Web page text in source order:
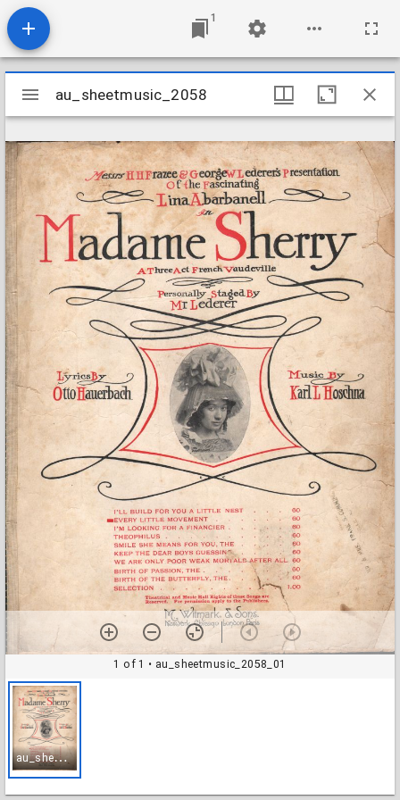
1
Mirador
viewer
au_sheetmusic_2058
1 of 1 • au_sheetmusic_2058_01
a
u_sheetmusic_2058_01
au_sheetmusic_2058